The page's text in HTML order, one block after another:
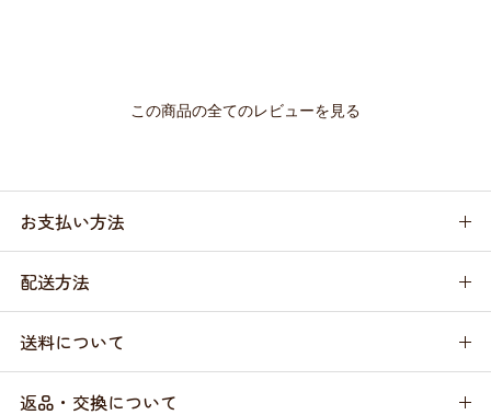
この商品の全てのレビューを見る
お支払い方法
配送方法
送料について
返品・交換について